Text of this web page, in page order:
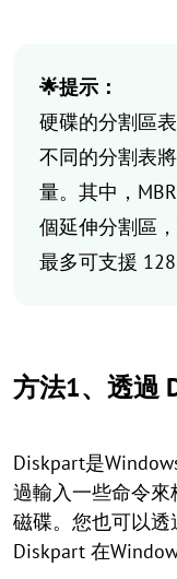
🌟提示：
硬碟的分割區
不同的分割表
量。其中，
個延伸分割區
最多可支援 128
方法1、透過
Diskpart是
過輸入一些命令
磁碟。您也可以
Diskpart 在